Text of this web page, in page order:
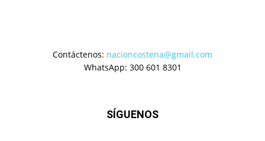
Contáctenos: nacioncostena@gmail.com
WhatsApp: 300 601 8301
SÍGUENOS